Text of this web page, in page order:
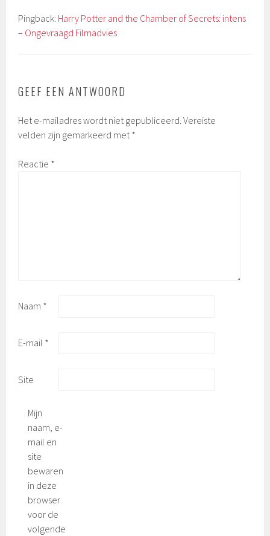
Pingback: Harry Potter and the Chamber of Secrets: intens
– Ongevraagd Filmadvies
GEEF EEN ANTWOORD
Het e-mailadres wordt niet gepubliceerd. Vereiste
velden zijn gemarkeerd met*
Reactie *
Naam *
E-mail *
Site
Mijn
naam, e-
mail en
site
bewaren
in deze
browser
voor de
volgende